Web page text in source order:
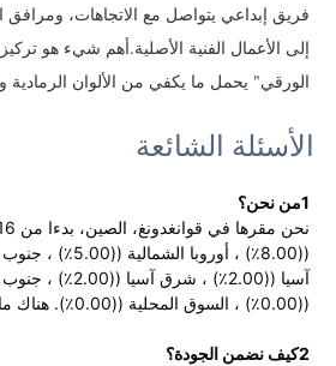
فريق إبداعي يتواصل مع الاتجاهات، ومرافق
إلى الأعمال الفنية الأصلية.أهم شيء هو
الورقي" يحمل ما يكفي من الألوان الرمادية
الأسئلة الشائعة
1من نحن؟
((0.00٪) ، السوق المحلية ((0.00٪). هناك ما مجموعه حوالي 11-50 شخص في مكتبنا.
2كيف نضمن الجودة؟